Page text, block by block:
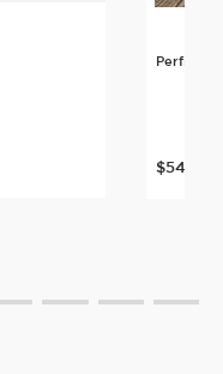
Perfil T
$54